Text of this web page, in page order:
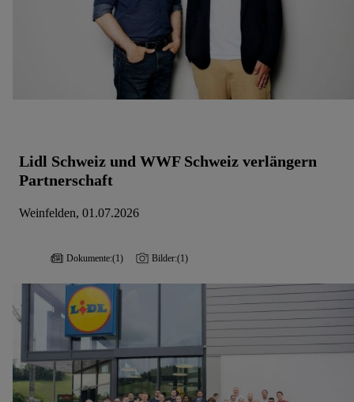
Lidl Schweiz und WWF Schweiz verlängern
Partnerschaft
Weinfelden, 01.07.2026
Dokumente:(1) Bilder:(1)